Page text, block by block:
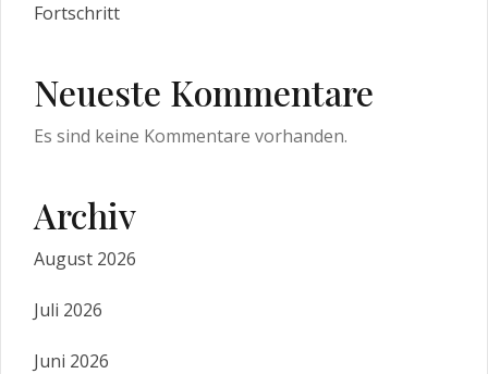
Fortschritt
Neueste Kommentare
Es sind keine Kommentare vorhanden.
Archiv
August 2026
Juli 2026
Juni 2026